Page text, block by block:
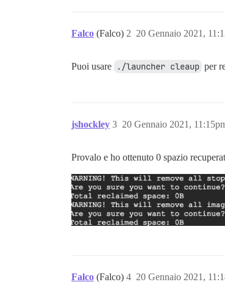
Falco (Falco) 20 Gennaio 2021,
2
Puoi usare ./launcher cleaup per
jshockley 20 Gennaio 2021,
3
Provalo e ho ottenuto 0 spazio
Falco (Falco) 20 Gennaio 2021,
4